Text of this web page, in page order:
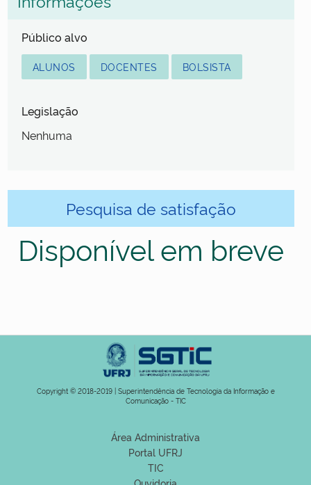
Público alvo
ALUNOS DOCENTES BOLSISTA
Legislação
Nenhuma
Pesquisa de satisfação
Disponível em breve
Copyright © 2018-2019 | Superintendência de Tecnologia da Informação e
Comunicação - TIC
Área Administrativa
Portal UFRJ
TIC
Ouvidoria